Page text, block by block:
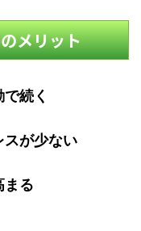
メリット
続く
スが少ない
まる